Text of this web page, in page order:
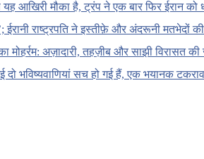
आखिरी मौका है, ट्रंप ने एक बार फिर ईरान को
ईरानी राष्ट्रपति ने इस्तीफ़े और अंदरूनी मतभेदों
मोहर्रम: अज़ादारी, तहज़ीब और साझी विरासत की
दो भविष्यवाणियां सच हो गई हैं, एक भयानक टकराव